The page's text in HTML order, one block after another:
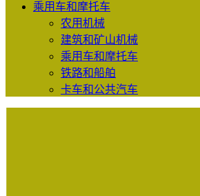
乘用车和摩托车
农用机械
建筑和矿山机械
乘用车和摩托车
铁路和船舶
卡车和公共汽车